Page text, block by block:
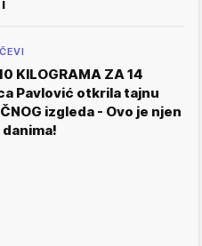
KILOGRAMA ZA 14
Pavlović otkrila tajnu
izgleda - Ovo je njen